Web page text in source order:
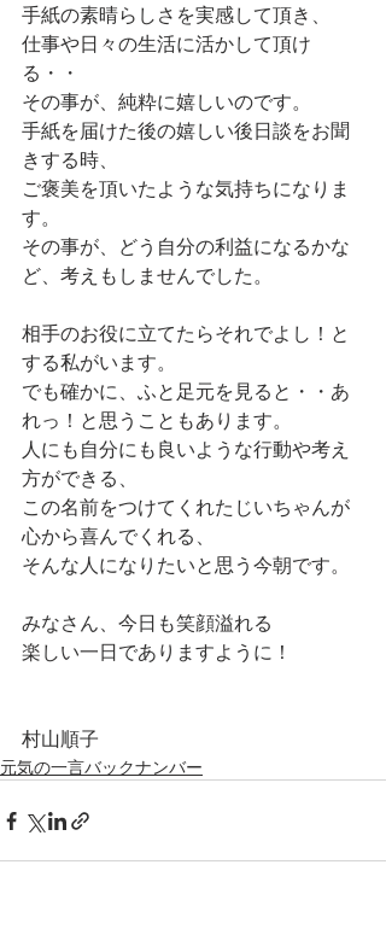
手紙の素晴らしさを実感して頂き、
仕事や日々の生活に活かして頂け
る・・
その事が、純粋に嬉しいのです。
手紙を届けた後の嬉しい後日談をお聞
きする時、
ご褒美を頂いたような気持ちになりま
す。
その事が、どう自分の利益になるかな
ど、考えもしませんでした。
相手のお役に立てたらそれでよし！と
する私がいます。
でも確かに、ふと足元を見ると・・あ
れっ！と思うこともあります。
人にも自分にも良いような行動や考え
方ができる、
この名前をつけてくれたじいちゃんが
心から喜んでくれる、
そんな人になりたいと思う今朝です。
みなさん、今日も笑顔溢れる
楽しい一日でありますように！
村山順子
元気の一言バックナンバー